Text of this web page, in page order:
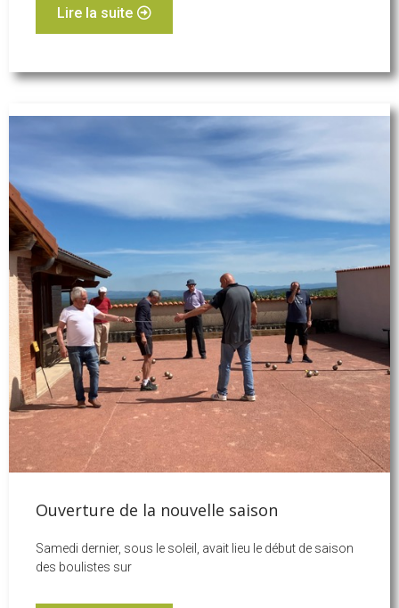
Lire la suite
Ouverture de la nouvelle saison
Samedi dernier, sous le soleil, avait lieu le début de saison
des boulistes sur